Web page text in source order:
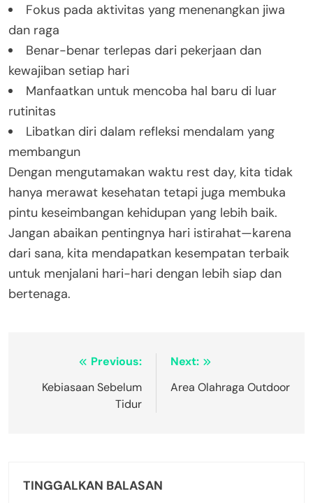
Fokus pada aktivitas yang menenangkan jiwa
dan raga
Benar-benar terlepas dari pekerjaan dan
kewajiban setiap hari
Manfaatkan untuk mencoba hal baru di luar
rutinitas
Libatkan diri dalam refleksi mendalam yang
membangun
Dengan mengutamakan waktu rest day, kita tidak
hanya merawat kesehatan tetapi juga membuka
pintu keseimbangan kehidupan yang lebih baik.
Jangan abaikan pentingnya hari istirahat—karena
dari sana, kita mendapatkan kesempatan terbaik
untuk menjalani hari-hari dengan lebih siap dan
bertenaga.
Navigasi
pos
Previous:
Kebiasaan Sebelum
Tidur
Next:
Area Olahraga Outdoor
TINGGALKAN BALASAN